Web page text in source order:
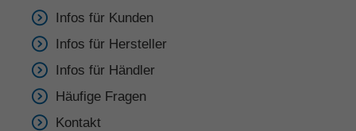
Infos für Kunden
Infos für Hersteller
Infos für Händler
Häufige Fragen
Kontakt